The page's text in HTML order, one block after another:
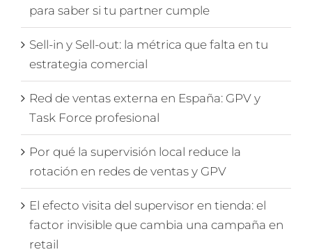
para saber si tu partner cumple
Sell-in y Sell-out: la métrica que falta en tu
estrategia comercial
Red de ventas externa en España: GPV y
Task Force profesional
Por qué la supervisión local reduce la
rotación en redes de ventas y GPV
El efecto visita del supervisor en tienda: el
factor invisible que cambia una campaña en
retail